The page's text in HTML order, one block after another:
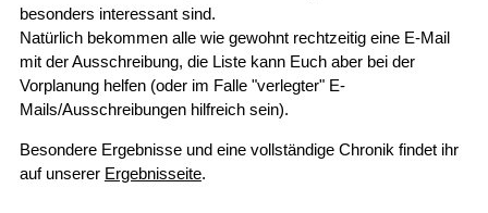
besonders interessant sind.
Natürlich bekommen alle wie gewohnt rechtzeitig eine E-Mail
mit der Ausschreibung, die Liste kann Euch aber bei der
Vorplanung helfen (oder im Falle "verlegter" E-
Mails/Ausschreibungen hilfreich sein).
Besondere Ergebnisse und eine vollständige Chronik findet ihr
auf unserer Ergebnisseite.